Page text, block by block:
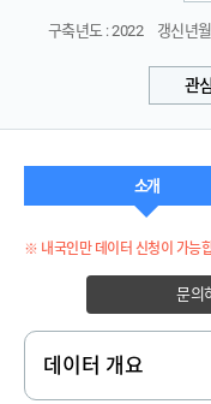
구축년도 : 2022 갱신년
관
소개
※ 내국인만 데이터 신청이 가능
문의
데이터 개요